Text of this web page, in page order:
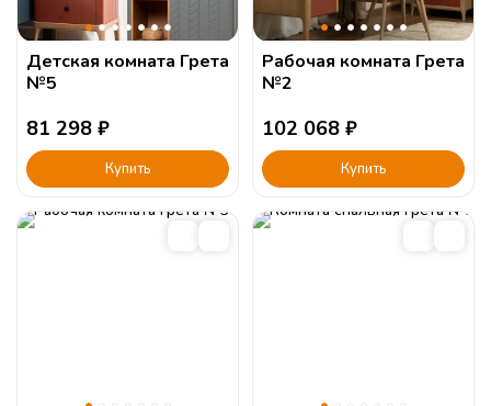
Детская комната Грета
№5
81 298 ₽
Купить
Рабочая комната Грета
№2
102 068 ₽
Купить